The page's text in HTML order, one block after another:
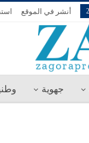
أنشر في الموقع
جهوية